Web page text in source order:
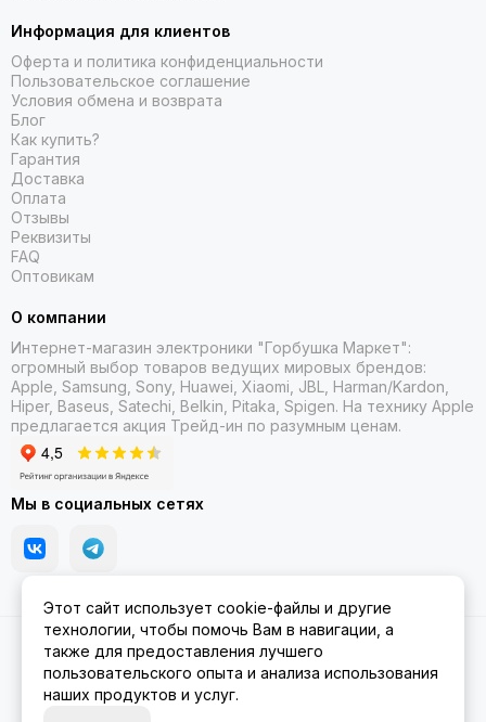
Информация для клиентов
Оферта и политика конфиденциальности
Пользовательское соглашение
Условия обмена и возврата
Блог
Как купить?
Гарантия
Доставка
Оплата
Отзывы
Реквизиты
FAQ
Оптовикам
О компании
Интернет-магазин электроники "Горбушка Маркет":
огромный выбор товаров ведущих мировых брендов:
Apple, Samsung, Sony, Huawei, Xiaomi, JBL, Harman/Kardon,
Hiper, Baseus, Satechi, Belkin, Pitaka, Spigen. На технику Apple
предлагается акция Трейд-ин по разумным ценам.
Мы в социальных сетях
2026 © Gorbushka Market.Карта сайта
Этот сайт использует cookie-файлы и другие
технологии, чтобы помочь Вам в навигации, а
также для предоставления лучшего
пользовательского опыта и анализа использования
наших продуктов и услуг.